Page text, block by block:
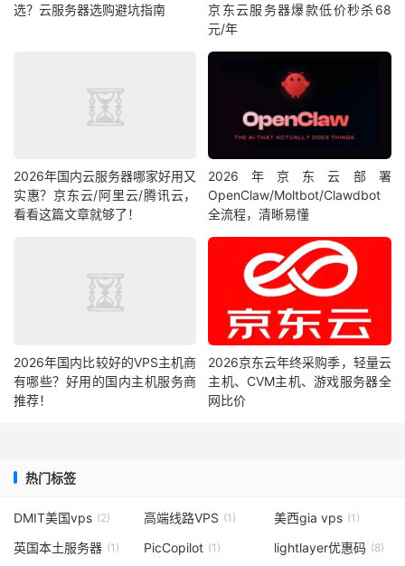
选？云服务器选购避坑指南
京东云服务器爆款低价秒杀68
元/年
2026年国内云服务器哪家好用又
实惠？京东云/阿里云/腾讯云，
看看这篇文章就够了！
2026年京东云部署
OpenClaw/Moltbot/Clawdbot
全流程，清晰易懂
2026年国内比较好的VPS主机商
有哪些？好用的国内主机服务商
推荐！
2026京东云年终采购季，轻量云
主机、CVM主机、游戏服务器全
网比价
热门标签
DMIT美国vps (2) 高端线路VPS (1) 美西gia vps (1)
英国本土服务器 (1) PicCopilot (1) lightlayer优惠码 (8)